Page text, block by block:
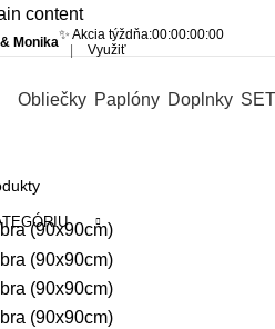
content
Monika✨ Akcia týždňa:00:00:00:00
|
Využiť
Obliečky Paplóny Doplnky